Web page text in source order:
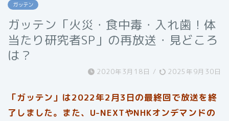
ガッテン
ガッテン「火災・食中毒・入れ歯！体
当たり研究者SP」の再放送・見どころ
は？
2020年3月18日 / 2025年9月30日
「ガッテン」は2022年2月3日の最終回で放送を終
了しました。また、U-NEXTやNHKオンデマンドの